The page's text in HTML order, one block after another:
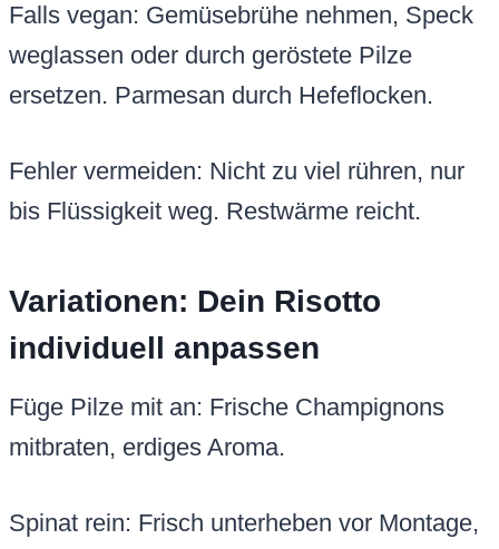
Falls vegan: Gemüsebrühe nehmen, Speck
weglassen oder durch geröstete Pilze
ersetzen. Parmesan durch Hefeflocken.
Fehler vermeiden: Nicht zu viel rühren, nur
bis Flüssigkeit weg. Restwärme reicht.
Variationen: Dein Risotto
individuell anpassen
Füge Pilze mit an: Frische Champignons
mitbraten, erdiges Aroma.
Spinat rein: Frisch unterheben vor Montage,